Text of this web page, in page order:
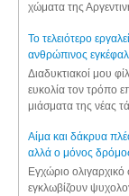
χώματα της
Το τελειότερο
ανθρώπινος
Διαδυκτιακοί μου
ευκολία τον τρόπο
μιάσματα της νέας
Αίμα και δάκρυα
αλλά ο μόνος
Εγχώριο ολιγαρχικό
εγκλωβίζουν